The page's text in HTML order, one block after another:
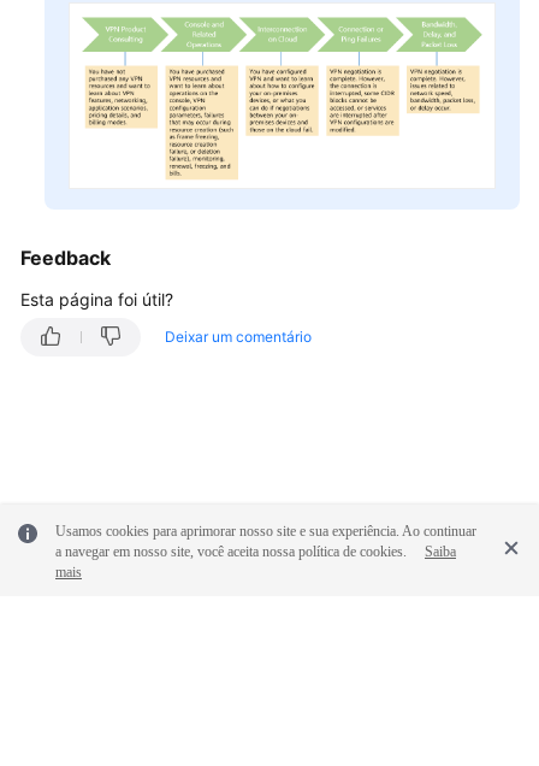
VPN
Falha
conexão
públicos
Configurações
da
Tráfego
interessante
Feedback
Esta página foi útil?
Deixar um comentário
Usamos cookies para aprimorar nosso site e sua experiência. Ao continuar
a navegar em nosso site, você aceita nossa política de cookies.
Saiba
mais